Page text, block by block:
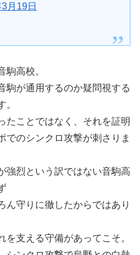
月19日
駒高校。
駒が通用するのか疑問視する
。
たことではなく、それを証明
でのシンクロ攻撃が刺さりま
強烈という訳ではない音駒高
ん守りに徹したからではあり
支える守備があってこそ。